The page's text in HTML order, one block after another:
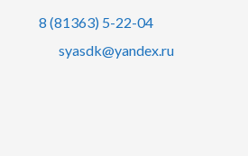
8 (81363) 5-22-04
syasdk@yandex.ru